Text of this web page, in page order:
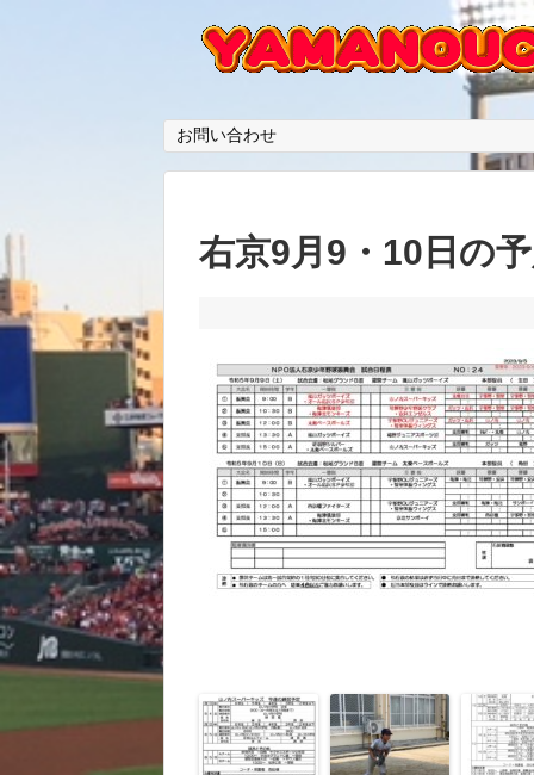
お問い合わせ
右京9月9・10日の